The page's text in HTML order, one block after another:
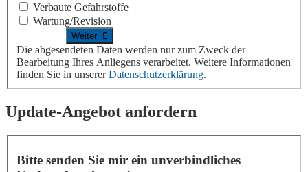
Verbaute Gefahrstoffe
Wartung/Revision
Die abgesendeten Daten werden nur zum Zweck der
Bearbeitung Ihres Anliegens verarbeitet. Weitere Informationen
finden Sie in unsererDatenschutzerklärung.
Update-Angebot anfordern
Bitte senden Sie mir ein unverbindliches